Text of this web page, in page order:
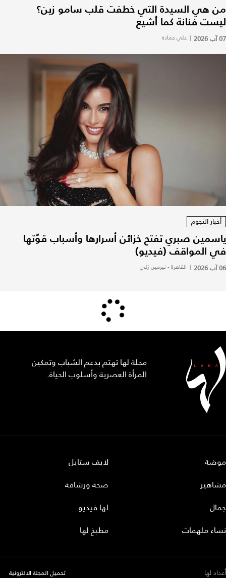
من هي السيدة التي خطفت قلب سامو زين؟
ليست فنانة كما أشيع
07 آب 2026 | علي حمادة
أخبار النجوم
ياسمين صبري تفتح خزائن أسرارها وأسباب قوّتها
في المواقف (فيديو)
06 آب 2026 | القاهرة - نيرمين زكي
مجلة لها تهتم بدعم الشباب وتمكين
المرأة العصرية وأسلوب الحياة.
موضة
مشاهير
جمال
نساء ملهمات
لايف ستايل
صحة ورشاقة
لها فيديو
مطبخ لها
أعداد لها تحميل المجلة الاكترونية